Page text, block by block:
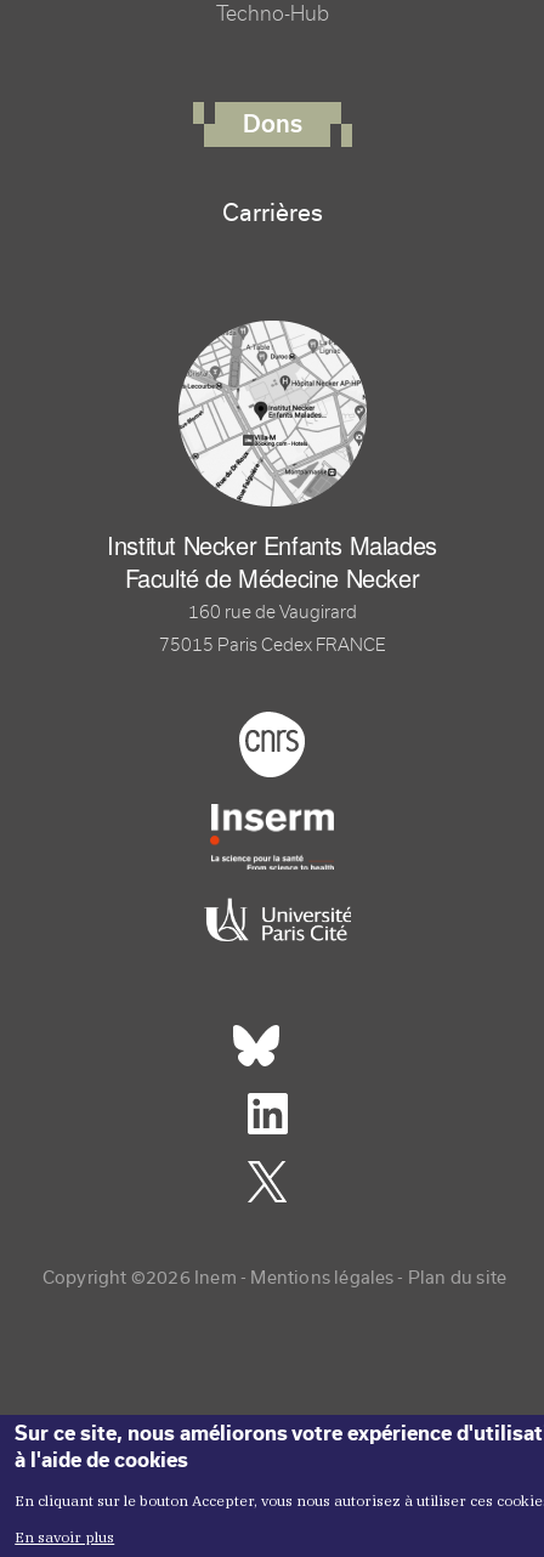
Techno-Hub
Dons
Carrières
Institut Necker Enfants Malades
Faculté de Médecine Necker
160 rue de Vaugirard
75015 Paris Cedex FRANCE
Footer logo tutelles
Réseaux sociaux footer
Copyright ©2026 Inem - Copyright menu
Mentions légales Plan du site
Sur ce site, nous améliorons votre expérience
à l'aide de cookies
En cliquant sur le bouton Accepter, vous nous autorisez à utiliser ces
En savoir plus